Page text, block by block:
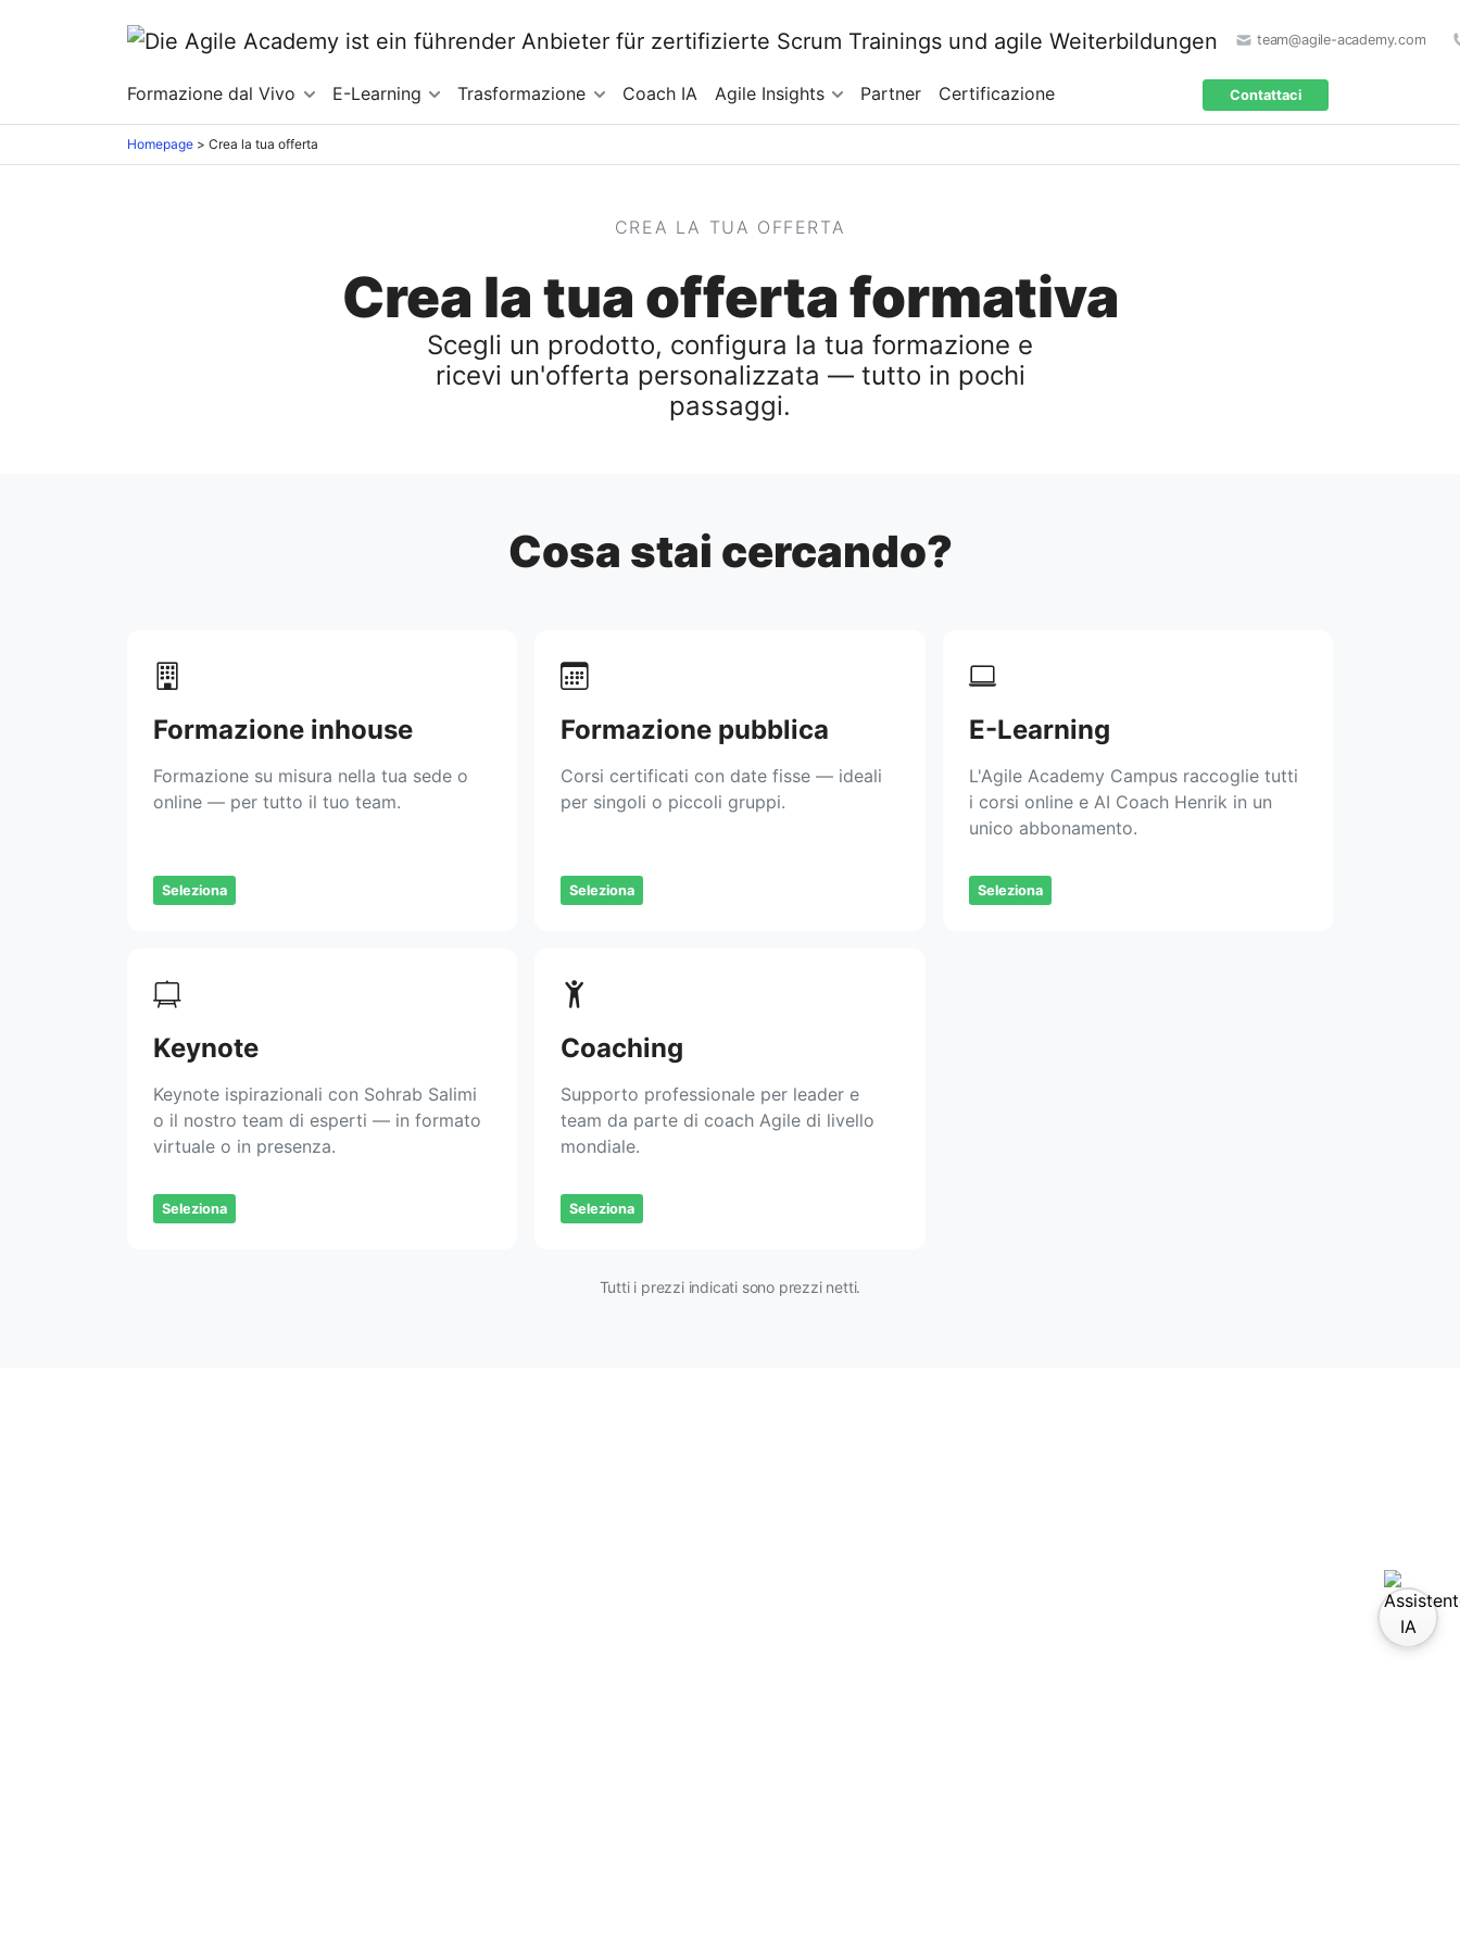
team@agile-academy.com
Formazione dal Vivo E-Learning Trasformazione Coach IA Agile Insights Partner Certificazione Contattaci
Homepage > Crea la tua offerta
CREA LA TUA OFFERTA
Crea la tua offerta formativa
Scegli un prodotto, configura la tua formazione e
ricevi un'offerta personalizzata — tutto in pochi
passaggi.
Cosa stai cercando?
Formazione inhouse
Formazione su misura nella tua sede o
online — per tutto il tuo team.
Seleziona
Formazione pubblica
Corsi certificati con date fisse — ideali
per singoli o piccoli gruppi.
Seleziona
E-Learning
L'Agile Academy Campus raccoglie tutti
i corsi online e AI Coach Henrik in un
unico abbonamento.
Seleziona
Keynote
Keynote ispirazionali con Sohrab Salimi
o il nostro team di esperti — in formato
virtuale o in presenza.
Seleziona
Coaching
Supporto professionale per leader e
team da parte di coach Agile di livello
mondiale.
Seleziona
Tutti i prezzi indicati sono prezzi netti.